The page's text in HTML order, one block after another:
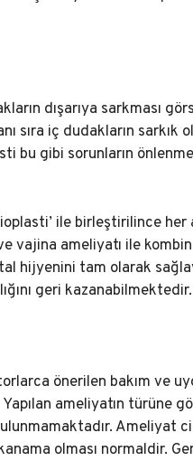
dışarıya sarkması
sıra iç dudakların sarkık
bu gibi sorunların
ile birleştirilince her
ameliyatı ile
hijyenini tam olarak
geri kazanabilmektedir.
önerilen bakım ve
ameliyatın türüne
Ameliyat
olması normaldir.